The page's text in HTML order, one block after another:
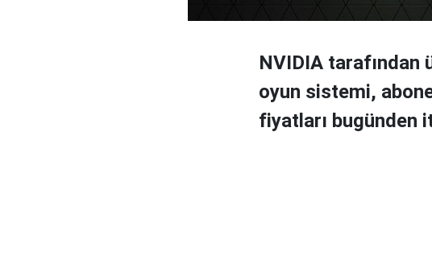
NVIDIA tarafından
oyun sistemi,
fiyatları bugünden